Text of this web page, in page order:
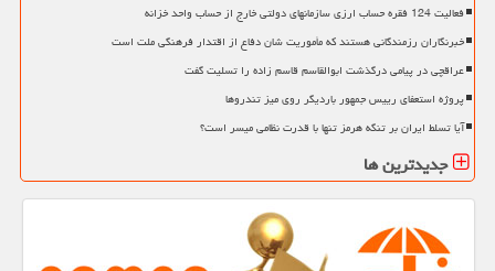
فعالیت 124 فقره حساب ارزی سازمانهای دولتی خارج از حساب واحد خزانه
خبرنگاران رزمندگانی هستند که مأموریت شان دفاع از اقتدار فرهنگی ملت است
عراقچی در پیامی درگذشت ابوالقاسم قاسم زاده را تسلیت گفت
پروژه استعفای رییس جمهور باردیگر روی میز تندروها
آیا تسلط ایران بر تنگه هرمز تنها با قدرت نظامی میسر است؟
جدیدترین ها